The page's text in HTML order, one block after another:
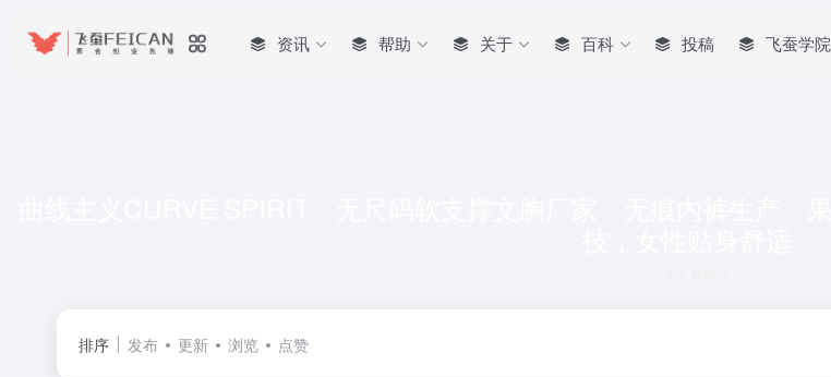
资讯 帮助 关于 百科 投稿 飞蚕学院
排序 发布 更新 浏览 点赞